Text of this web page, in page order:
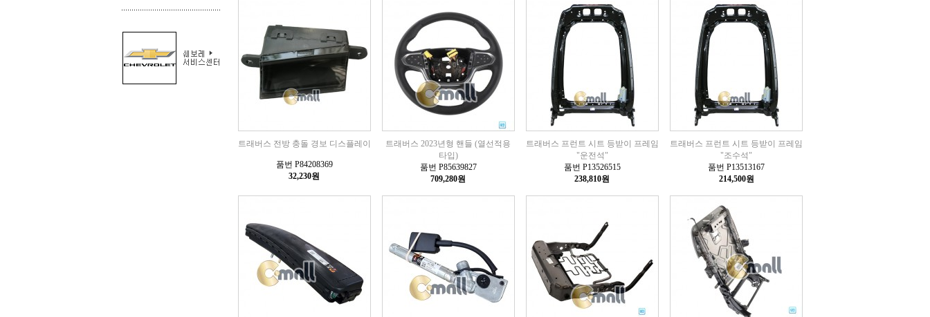
트래버스 전방 충돌 경보 디스플레이
품번 P84208369
32,230원
트래버스 2023년형 핸들 (열선적용
타입)
품번 P85639827
709,280원
트래버스 프런트 시트 등받이 프레임
"운전석"
품번 P13526515
238,810원
트래버스 프런트 시트 등받이 프레임
"조수석"
품번 P13513167
214,500원